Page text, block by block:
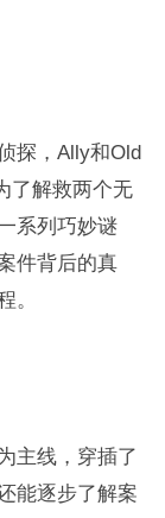
探，Ally和Old
了解救两个无
系列巧妙谜
件背后的真
。
主线，穿插了
能逐步了解案